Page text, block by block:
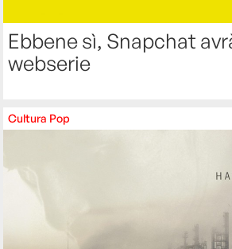
Ebbene sì, Snapchat
webserie
Cultura Pop